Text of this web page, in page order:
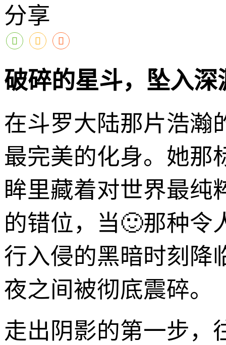
分享
破碎的星斗，坠入深
在斗罗大陆那片浩瀚
最完美的化身。她那
眸里藏着对世界最纯
的错位，当🙂那种
行入侵的黑暗时刻降
夜之间被彻底震碎。
走出阴影的第一步，